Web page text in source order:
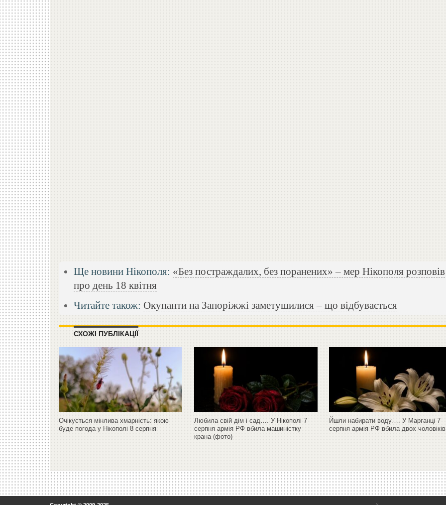
Ще новини Нікополя: «Без постраждалих, без поранених» – мер Нікополя розповів
про день 18 квітня
Читайте також: Окупанти на Запоріжжі заметушилися – що відбувається
СХОЖІ ПУБЛІКАЦІЇ
Очікується мінлива хмарність: якою
буде погода у Нікополі 8 серпня
Любила свій дім і сад…. У Нікополі 7
серпня армія РФ вбила машиністку
крана (фото)
Йшли набирати воду…. У Марганці 7
серпня армія РФ вбила двох чоловіків